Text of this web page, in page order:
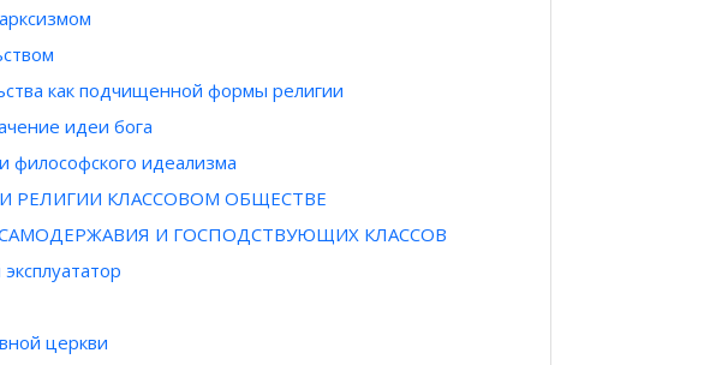
как подчищенной формы религии
идеи бога
философского идеализма
РЕЛИГИИ КЛАССОВОМ ОБЩЕСТВЕ
И ГОСПОДСТВУЮЩИХ КЛАССОВ
церкви